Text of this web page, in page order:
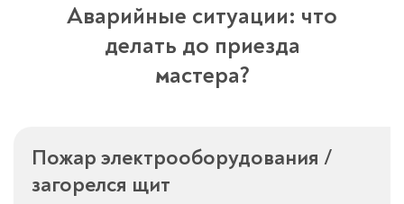
Аварийные ситуации: что
делать до приезда
мастера?
Пожар электрооборудования /
загорелся щит